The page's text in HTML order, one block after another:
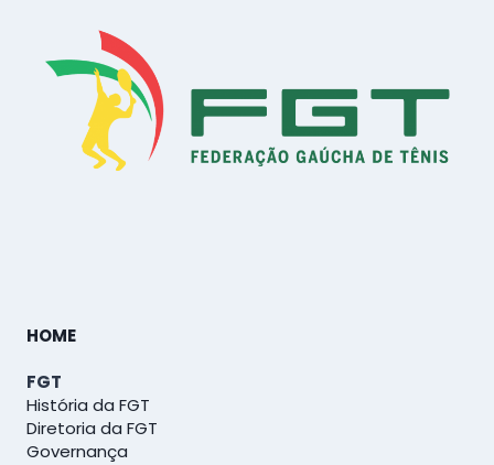
HOME
FGT
História da FGT
Diretoria da FGT
Governança